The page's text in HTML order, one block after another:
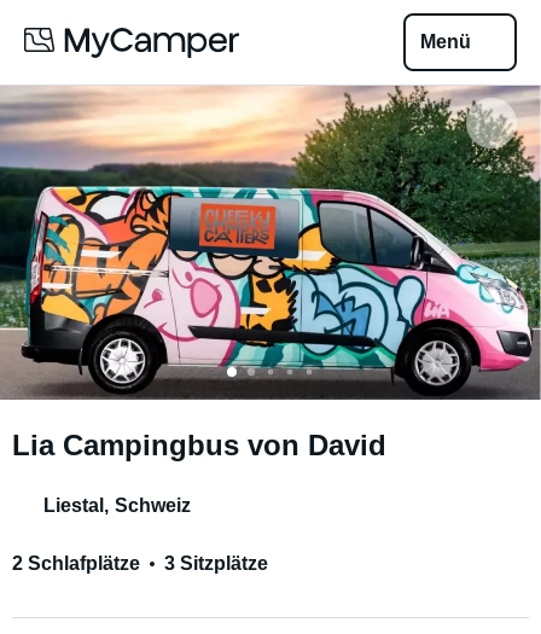
Menü
Lia Campingbus von David
Liestal , Schweiz
2 Schlafplätze 3 Sitzplätze